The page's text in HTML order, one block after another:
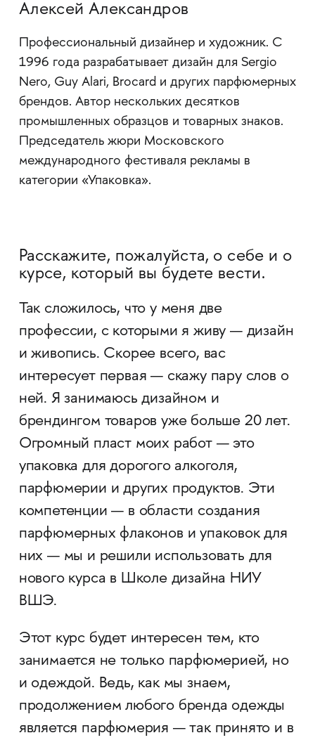
Алексей Александров
Профессиональный дизайнер и художник. С
1996 года разрабатывает дизайн для Sergio
Nero, Guy Alari, Brocard и других парфюмерных
брендов. Автор нескольких десятков
промышленных образцов и товарных знаков.
Председатель жюри Московского
международного фестиваля рекламы в
категории «Упаковка».
Расскажите, пожалуйста, о себе и о
курсе, который вы будете вести.
Так сложилось, что у меня две
профессии, с которыми я живу — дизайн
и живопись. Скорее всего, вас
интересует первая — скажу пару слов о
ней. Я занимаюсь дизайном и
брендингом товаров уже больше 20 лет.
Огромный пласт моих работ — это
упаковка для дорогого алкоголя,
парфюмерии и других продуктов. Эти
компетенции — в области создания
парфюмерных флаконов и упаковок для
них — мы и решили использовать для
нового курса в Школе дизайна НИУ
ВШЭ.
Этот курс будет интересен тем, кто
занимается не только парфюмерией, но
и одеждой. Ведь, как мы знаем,
продолжением любого бренда одежды
является парфюмерия — так принято и в